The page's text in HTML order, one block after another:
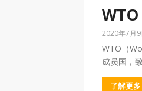
2020年7月9
WTO（
成员国，
了解更多